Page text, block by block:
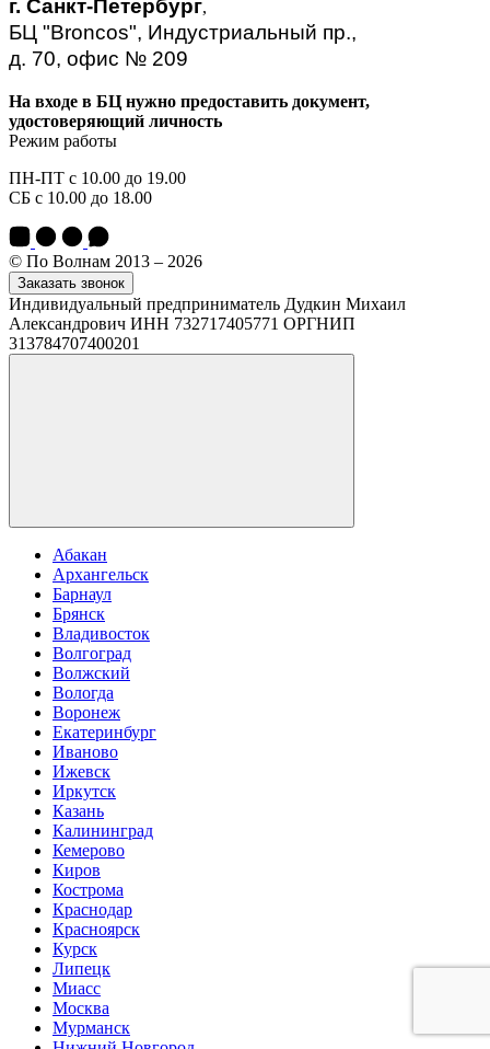
г. Санкт-Петербург,
БЦ "Broncos", Индустриальный пр.,
д. 70, офис № 209
На входе в БЦ нужно предоставить документ,
удостоверяющий личность
Режим работы
ПН-ПТ с 10.00 до 19.00
СБ с 10.00 до 18.00
© По Волнам 2013 – 2026
Заказать звонок
Индивидуальный предприниматель Дудкин Михаил
Александрович ИНН 732717405771 ОРГНИП
313784707400201
Абакан
Архангельск
Барнаул
Брянск
Владивосток
Волгоград
Волжский
Вологда
Воронеж
Екатеринбург
Иваново
Ижевск
Иркутск
Казань
Калининград
Кемерово
Киров
Кострома
Краснодар
Красноярск
Курск
Липецк
Миасс
Москва
Мурманск